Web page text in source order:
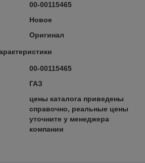
00-00115465
Новое
Оригинал
00-00115465
ГАЗ
цены каталога приведены
справочно, реальные цены
уточните у менеджера
компании